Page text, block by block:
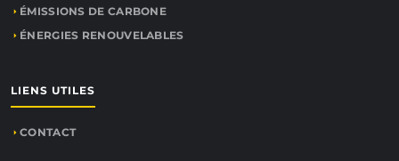
ÉMISSIONS DE CARBONE
ÉNERGIES RENOUVELABLES
LIENS UTILES
CONTACT